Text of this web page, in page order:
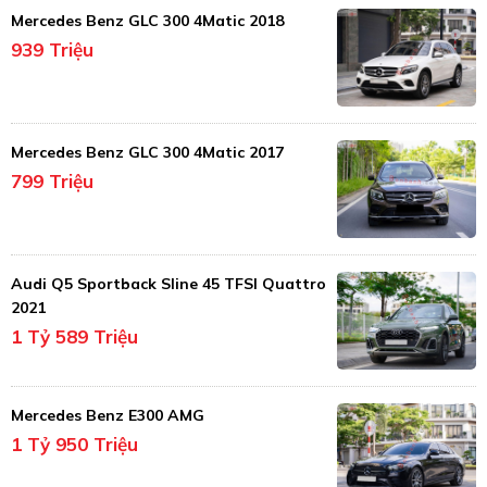
Mercedes Benz GLC 300 4Matic 2018
939 Triệu
Mercedes Benz GLC 300 4Matic 2017
799 Triệu
Audi Q5 Sportback Sline 45 TFSI Quattro
2021
1 Tỷ 589 Triệu
Mercedes Benz E300 AMG
1 Tỷ 950 Triệu